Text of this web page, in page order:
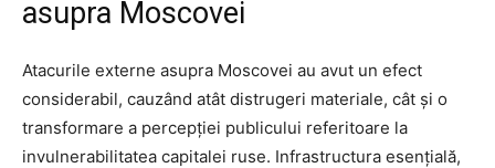
asupra Moscovei
Atacurile externe asupra Moscovei au avut un efect
considerabil, cauzând atât distrugeri materiale, cât și o
transformare a percepției publicului referitoare la
invulnerabilitatea capitalei ruse. Infrastructura esențială,